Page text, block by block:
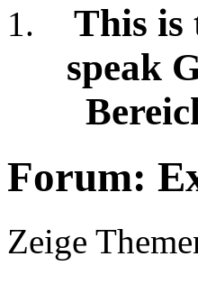
This is
speak
Forum:
Zeige